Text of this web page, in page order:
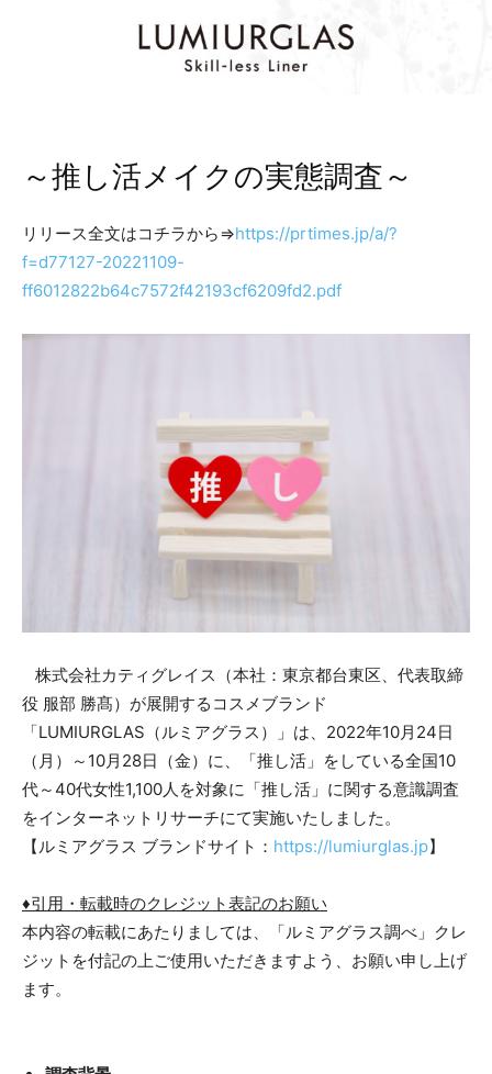
～推し活メイクの実態調査～
リリース全文はコチラから⇒https://prtimes.jp/a/?
f=d77127-20221109-
ff6012822b64c7572f42193cf6209fd2.pdf
株式会社カティグレイス（本社：東京都台東区、代表取締
役 服部 勝髙）が展開するコスメブランド
「LUMIURGLAS（ルミアグラス）」は、2022年10月24日
（月）～10月28日（金）に、「推し活」をしている全国10
代～40代女性1,100人を対象に「推し活」に関する意識調査
をインターネットリサーチにて実施いたしました。
【ルミアグラス ブランドサイト： https://lumiurglas.jp】
♦引用・転載時のクレジット表記のお願い
本内容の転載にあたりましては、「ルミアグラス調べ」クレ
ジットを付記の上ご使用いただきますよう、お願い申し上げ
ます。